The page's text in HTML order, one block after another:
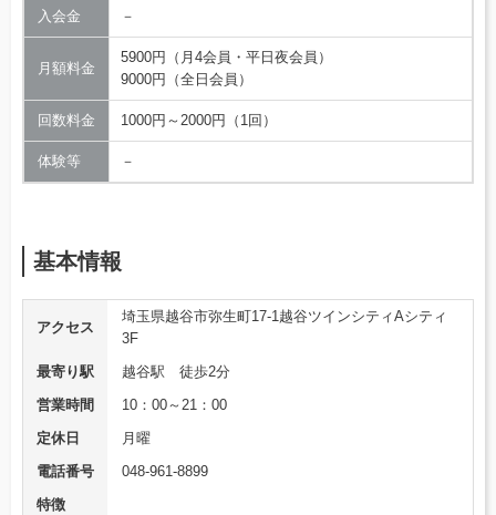
入会金 －
月額料金
5900円（月4会員・平日夜会員）
9000円（全日会員）
回数料金 1000円～2000円（1回）
体験等 －
基本情報
アクセス
埼玉県越谷市弥生町17-1越谷ツインシティAシティ
3F
最寄り駅
越谷駅 徒歩2分
営業時間
10：00～21：00
定休日
月曜
電話番号
048-961-8899
特徴